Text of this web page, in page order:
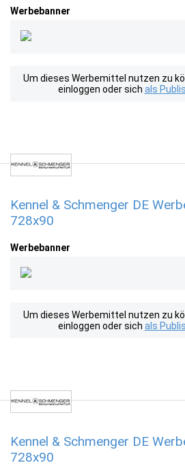
Werbebanner
Um dieses Werbemittel nutzen zu
einloggen oder sich als
Kennel & Schmenger DE
728x90
Werbebanner
Um dieses Werbemittel nutzen zu
einloggen oder sich als
Kennel & Schmenger DE
728x90